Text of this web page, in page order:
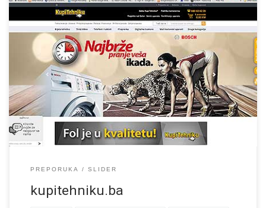
www.kupitehniku.ba KupiTehniku.ba revisited. Oni koji su danas
pošli u internet prostranstva da kupe novi frižider, usisivač ili
mikser, ako su kojim slučajem naklikali adresu kupitehniku.ba bit
će ugodno iznenađeni. Site je potpuno redizajniran brz VEOMA
pregledan i funkcionalan. Pravilo […]
PREPORUKA SLIDER
kupitehniku.ba